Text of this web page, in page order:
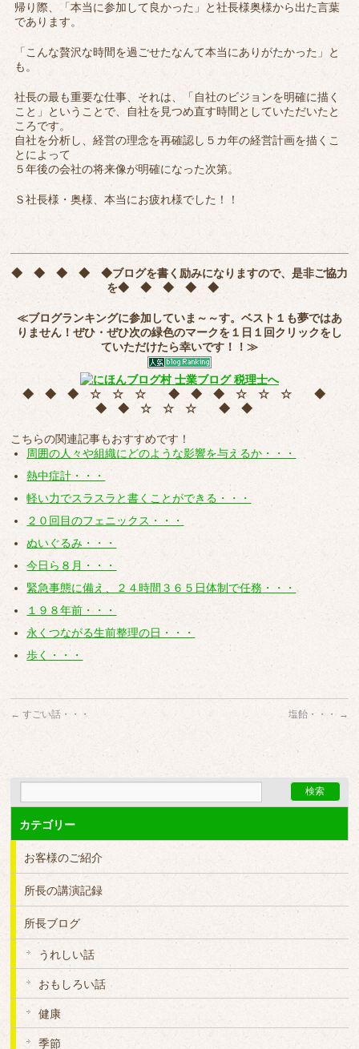
帰り際、「本当に参加して良かった」と社長様奥様から出た言葉
であります。
「こんな贅沢な時間を過ごせたなんて本当にありがたかった」と
も。
社長の最も重要な仕事、それは、「自社のビジョンを明確に描く
こと」ということで、自社を見つめ直す時間としていただいたと
ころです。
自社を分析し、経営の理念を再確認し５カ年の経営計画を描くこ
とによって
５年後の会社の将来像が明確になった次第。
Ｓ社長様・奥様、本当にお疲れ様でした！！
◆ ◆ ◆ ◆ ◆ブログを書く励みになりますので、是非ご協力
を◆ ◆ ◆ ◆ ◆
≪ブログランキングに参加していま～～す。ベスト１も夢ではあ
りません！ぜひ・ぜひ次の緑色のマークを１日１回クリックをし
ていただけたら幸いです！！≫
◆ ◆ ◆ ☆ ☆ ☆ ◆ ◆ ◆ ☆ ☆ ☆ ◆
◆ ◆ ☆ ☆ ☆ ◆ ◆
こちらの関連記事もおすすめです！
周囲の人々や組織にどのような影響を与えるか・・・
熱中症計・・・
軽い力でスラスラと書くことができる・・・
２０回目のフェニックス・・・
ぬいぐるみ・・・
今日ら８月・・・
緊急事態に備え、２４時間３６５日体制で任務・・・
１９８年前・・・
永くつながる生前整理の日・・・
歩く・・・
← すごい話・・・ 塩飴・・・ →
カテゴリー
お客様のご紹介
所長の講演記録
所長ブログ
うれしい話
おもしろい話
健康
季節